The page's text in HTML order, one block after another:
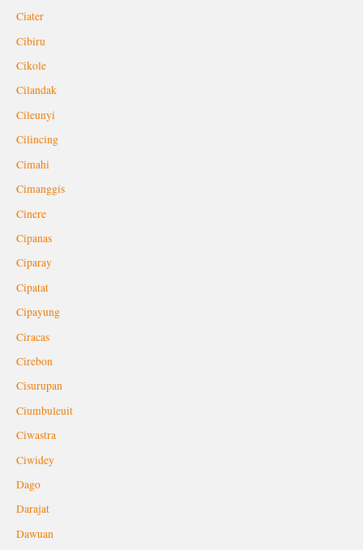
Ciater
Cibiru
Cikole
Cilandak
Cileunyi
Cilincing
Cimahi
Cimanggis
Cinere
Cipanas
Ciparay
Cipatat
Cipayung
Ciracas
Cirebon
Cisurupan
Ciumbuleuit
Ciwastra
Ciwidey
Dago
Darajat
Dawuan